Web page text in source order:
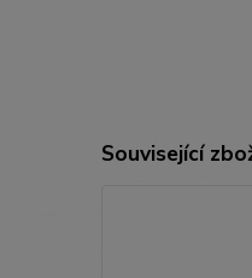
Související